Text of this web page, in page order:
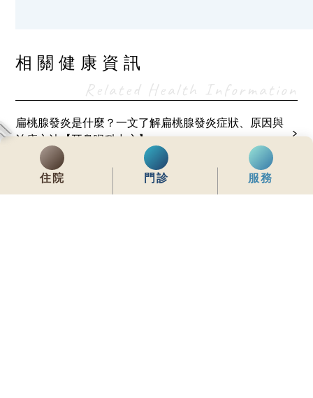
相關健康資訊
Related Health Information
扁桃腺發炎是什麼？一文了解扁桃腺發炎症狀、原因與
治療方法【耳鼻喉科中心】
住院 門診 服務